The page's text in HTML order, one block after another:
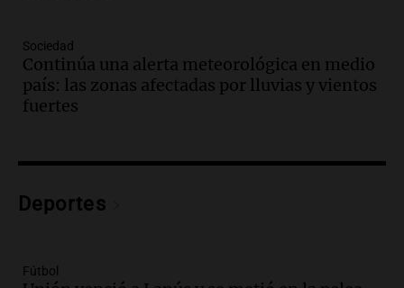
avanza con testimonios clave sobre el
accidente en Villa Dolores
Panorama Federal
Episodios
tributo todos los jueves
Episodios
sea, va a ser lindo”
Sociedad
Continúa una alerta meteorológica en medio
país: las zonas afectadas por lluvias y vientos
fuertes
Deportes
Fútbol